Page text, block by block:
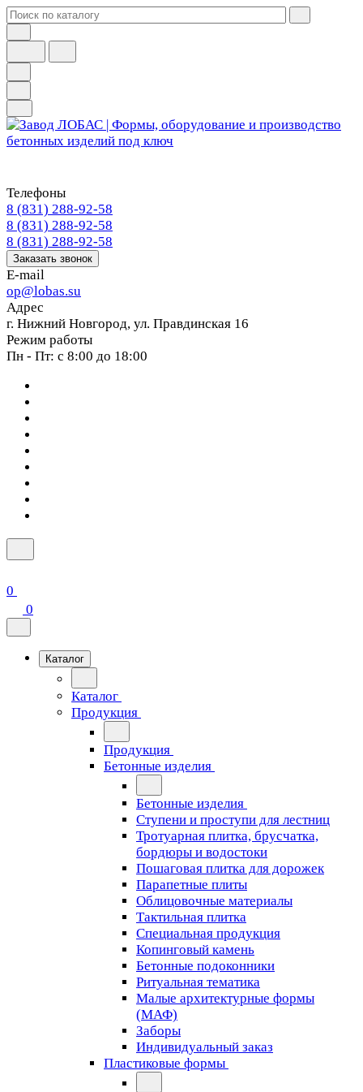
Телефоны
8 (831) 288-92-58
8 (831) 288-92-58
8 (831) 288-92-58
Заказать звонок
E-mail
op@lobas.su
Адрес
г. Нижний Новгород, ул. Правдинская 16
Режим работы
Пн - Пт: с 8:00 до 18:00
0
0
Каталог
Каталог
Продукция
Продукция
Бетонные изделия
Бетонные изделия
Ступени и проступи для лестниц
Тротуарная плитка, брусчатка,
бордюры и водостоки
Пошаговая плитка для дорожек
Парапетные плиты
Облицовочные материалы
Тактильная плитка
Специальная продукция
Копинговый камень
Бетонные подоконники
Ритуальная тематика
Малые архитектурные формы
(МАФ)
Заборы
Индивидуальный заказ
Пластиковые формы